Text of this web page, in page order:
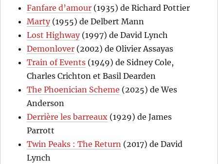
Fanfare d’amour (1935) de Richard Pottier
Marty(1955) de Delbert Mann
Lost Highway(1997) de David Lynch
Demonlover (2002) de Olivier Assayas
Train of Events (1949) de Sidney Cole,
Charles Crichton et Basil Dearden
The Phoenician Scheme (2025) de Wes
Anderson
Derrière les barreaux (1929) de James
Parrott
Twin Peaks : The Return (2017) de David
Lynch